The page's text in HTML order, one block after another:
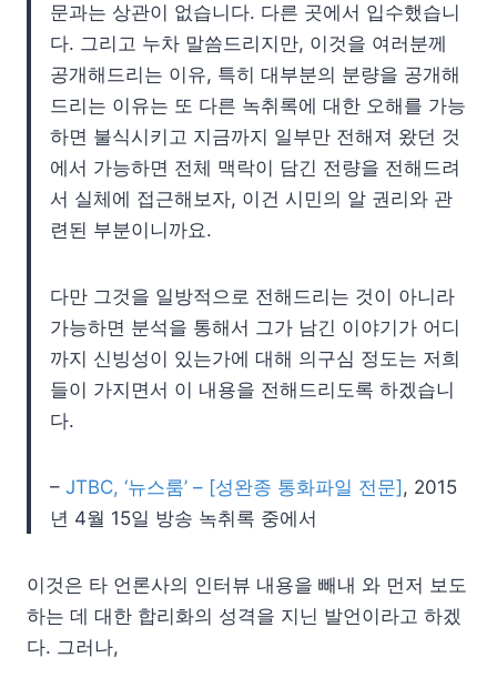
문과는 상관이 없습니다. 다른 곳에서 입수했습니
다. 그리고 누차 말씀드리지만, 이것을 여러분께
공개해드리는 이유, 특히 대부분의 분량을 공개해
드리는 이유는 또 다른 녹취록에 대한 오해를 가능
하면 불식시키고 지금까지 일부만 전해져 왔던 것
에서 가능하면 전체 맥락이 담긴 전량을 전해드려
서 실체에 접근해보자, 이건 시민의 알 권리와 관
련된 부분이니까요.
다만 그것을 일방적으로 전해드리는 것이 아니라
가능하면 분석을 통해서 그가 남긴 이야기가 어디
까지 신빙성이 있는가에 대해 의구심 정도는 저희
들이 가지면서 이 내용을 전해드리도록 하겠습니
다.
– JTBC, ‘뉴스룸’ – [성완종 통화파일 전문] , 2015
년 4월 15일 방송 녹취록 중에서
이것은 타 언론사의 인터뷰 내용을 빼내 와 먼저 보도
하는 데 대한 합리화의 성격을 지닌 발언이라고 하겠
다. 그러나,